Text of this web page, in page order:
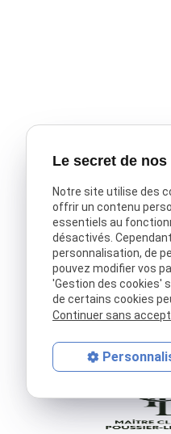
Le secret de
Notre site utilise des
offrir un contenu
essentiels au
désactivés.
personnalisation, de
pouvez modifier vos
'Gestion des cookies'
de certains cookies
Continuer sans